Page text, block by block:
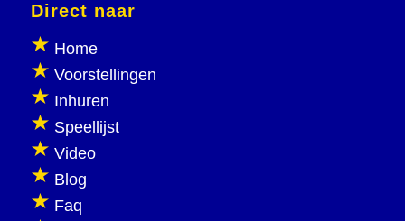
Direct naar
Home
Voorstellingen
Inhuren
Speellijst
Video
Blog
Faq